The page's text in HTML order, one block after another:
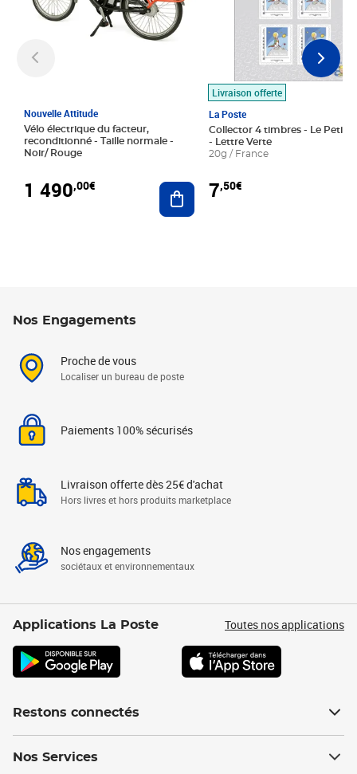
Nouvelle Attitude
Vélo électrique du facteur,
reconditionné - Taille normale -
Noir/ Rouge
1 490,00€ Ajouter au panier
Livraison offerte
La Poste
Collector 4 timbres - Le Petit
- Lettre Verte
20g / France
7,50€
Nos Engagements
Proche de vous
Localiser un bureau de poste
Paiements 100% sécurisés
Livraison offerte dès 25€ d'achat
Hors livres et hors produits marketplace
Nos engagements
sociétaux et environnementaux
Applications La Poste Toutes nos applications
Restons connectés
Nos Services